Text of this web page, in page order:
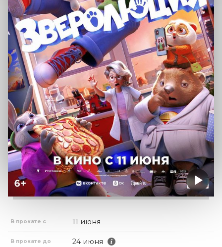
В прокате с 11 июня
В прокате до 24 июня